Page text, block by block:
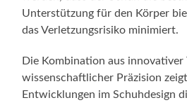
Unterstützung für den Körper
das Verletzungsrisiko minimiert.
Die Kombination aus innovativer
wissenschaftlicher Präzision
Entwicklungen im Schuhdesign